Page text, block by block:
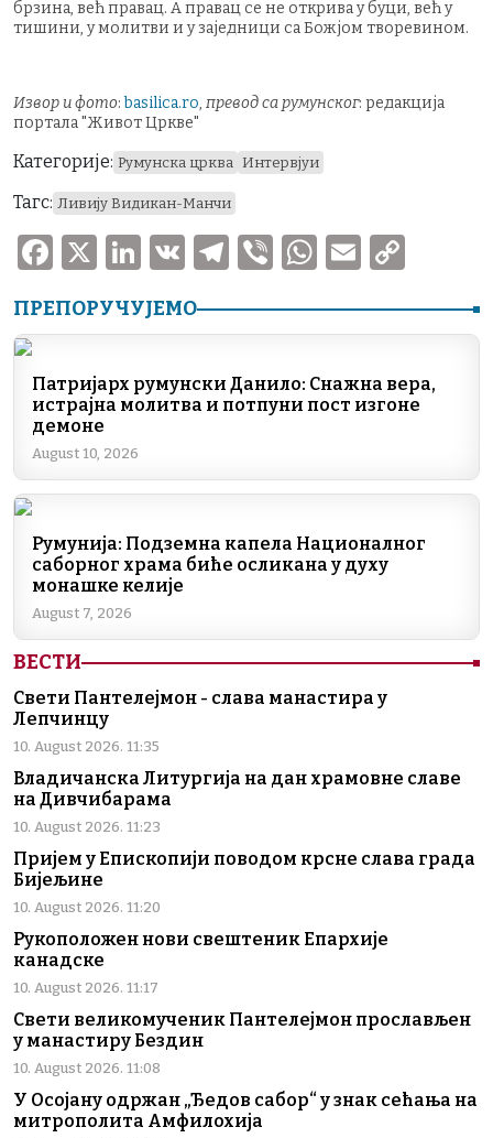
брзина, већ правац. А правац се не открива у буци, већ у
тишини, у молитви и у заједници са Божјом творевином.
Извор и фото:basilica.ro, превод са румунског: редакција
портала "Живот Цркве"
Категорије: Румунска црква Интервјуи
Тагс: Ливију Видикан-Манчи
F
c
b
o
o
k
X
Li
k
dI
V
T
e
a
V
er
W
at
A
E
ai p
Li
ПРЕПОРУЧУЈЕМО
Патријарх румунски Данило: Снажна вера,
истрајна молитва и потпуни пост изгоне
демоне
August 10, 2026
Румунија: Подземна капела Националног
саборног храма биће осликана у духу
монашке келије
August 7, 2026
ВЕСТИ
Свети Пантелејмон - слава манастира у
Лепчинцу
10. August 2026. 11:35
Владичанска Литургија на дан храмовне славе
на Дивчибарама
10. August 2026. 11:23
Пријем у Епископији поводом крсне слава града
Бијељине
10. August 2026. 11:20
Рукоположен нови свештеник Епархије
канадске
10. August 2026. 11:17
Свети великомученик Пантелејмон прослављен
у манастиру Бездин
10. August 2026. 11:08
У Осојану одржан „Ђедов сабор“ у знак сећања на
митрополита Амфилохија